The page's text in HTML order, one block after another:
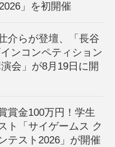
」を初開催
介らが登壇、「長谷
ンコンペティション
会」が8月19日に開
賞金100万円！学生
ト「サイゲームス ク
テスト2026」が開催